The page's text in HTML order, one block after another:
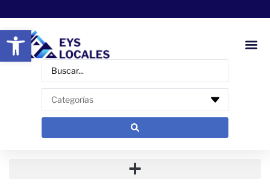
Abrir barra de herramientas